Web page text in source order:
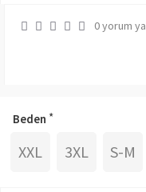
0 yorum
Beden
XXL 3XL S-M